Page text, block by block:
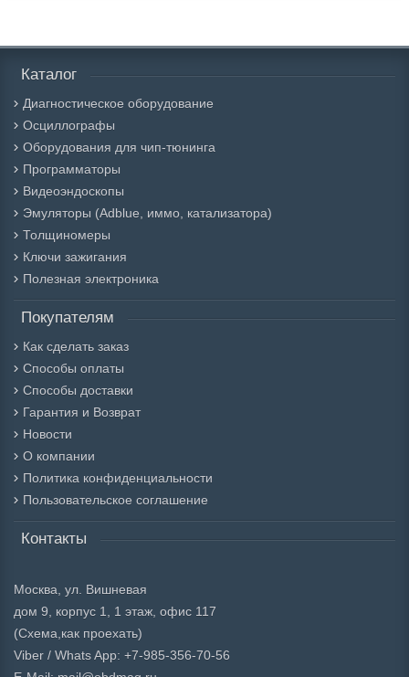
Каталог
Диагностическое оборудование
Осциллографы
Оборудования для чип-тюнинга
Программаторы
Видеоэндоскопы
Эмуляторы (Adblue, иммо, катализатора)
Толщиномеры
Ключи зажигания
Полезная электроника
Покупателям
Как сделать заказ
Способы оплаты
Способы доставки
Гарантия и Возврат
Новости
О компании
Политика конфиденциальности
Пользовательское соглашение
Контакты
Москва, ул. Вишневая
дом 9, корпус 1, 1 этаж, офис 117
(Схема, как проехать)
Viber / Whats App: +7-985-356-70-56